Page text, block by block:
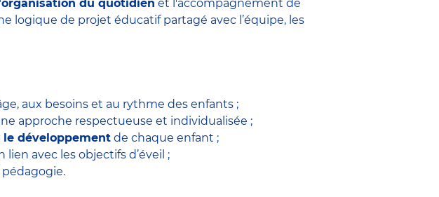
du quotidien et l'accompagnement de
logique de projet éducatif partagé avec l’équipe, les
aux besoins et au rythme des enfants ;
approche respectueuse et individualisée ;
développement de chaque enfant ;
lien avec les objectifs d’éveil ;